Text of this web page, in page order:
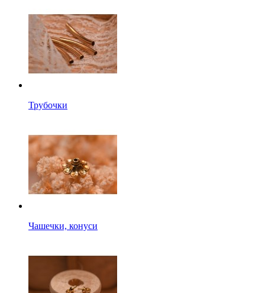
Трубочки
Чашечки, конуси